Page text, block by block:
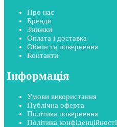
Про нас
Бренди
Знижки
Оплата і доставка
Обмін та повернення
Контакти
Інформація
Умови використання
Публічна оферта
Політика повернення
Політика конфіденційності